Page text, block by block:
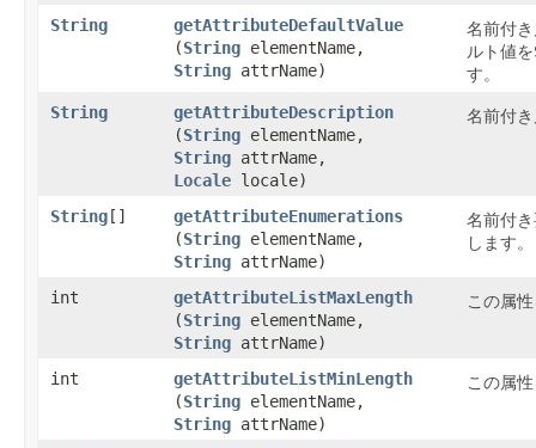
String getAttributeDefaultValue
(String elementName,
String attrName)
名前付
ルト値を
す。
String
getAttributeDescription
(String elementName,
String attrName,
Locale locale)
名前付
String[] getAttributeEnumerations
(String elementName,
String attrName)
名前付
します。
int getAttributeListMaxLength
(String elementName,
String attrName)
この属
int getAttributeListMinLength
(String elementName,
String attrName)
この属